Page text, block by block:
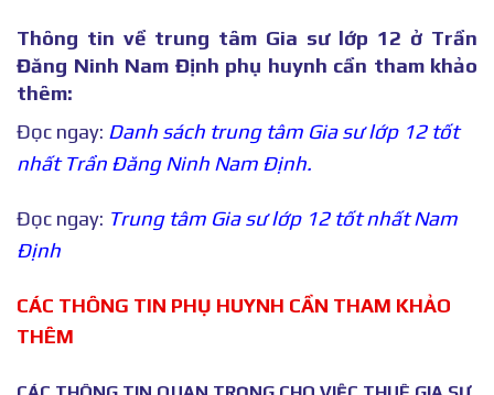
Thông tin về trung tâm Gia sư lớp 12 ở Trần
Đăng Ninh Nam Định phụ huynh cần tham khảo
thêm:
Đọc ngay: Danh sách trung tâm Gia sư lớp 12 tốt
nhất Trần Đăng Ninh Nam Định.
Đọc ngay: Trung tâm Gia sư lớp 12 tốt nhất Nam
Định
CÁC THÔNG TIN PHỤ HUYNH CẦN THAM KHẢO
THÊM